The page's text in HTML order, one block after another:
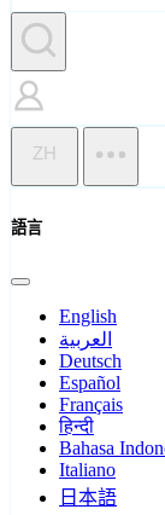
ZH
語言
English
العربية
Deutsch
Español
Français
हिन्दी
Bahasa
Italiano
日本語